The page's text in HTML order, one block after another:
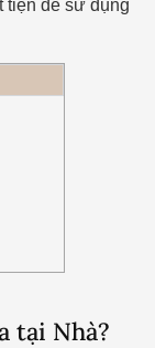
tiện để sử dụng
tại Nhà?